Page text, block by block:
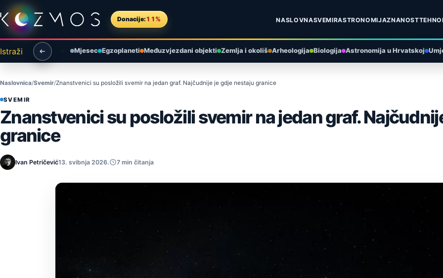
Preskoči na sadržaj
Donacije: 11% NASLOVNASVEMIRASTRONOMIJAZNANOST
Istraži Mjesec Egzoplaneti Međuzvjezdani objekti Zemlja i okoliš Arheologija Biologija Astronomija u Hrvatskoj
Naslovnica Svemir Znanstvenici su posložili svemir na jedan graf. Najčudnije je gdje nestaju granice
SVEMIR
Znanstvenici su posložili svemir na jedan graf.
granice
Ivan Petričević13. svibnja 2026. 7 min čitanja